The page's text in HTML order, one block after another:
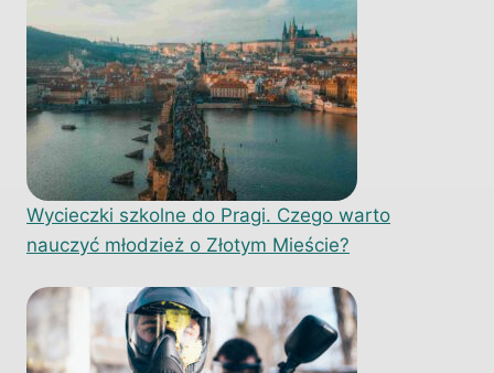
Wycieczki szkolne do Pragi. Czego warto
nauczyć młodzież o Złotym Mieście?